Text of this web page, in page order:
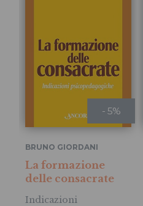
- 5%
BRUNO GIORDANI
La formazione
delle consacrate
Indicazioni